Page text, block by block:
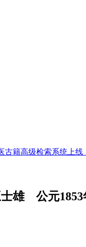
古籍高级检索系统上线
雄 公元1853